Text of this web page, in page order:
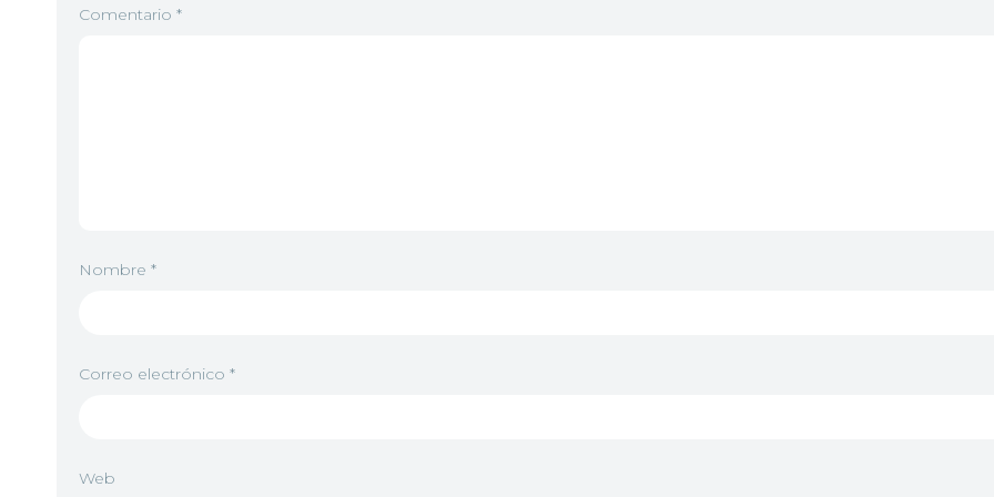
Comentario *
Nombre *
Correo electrónico *
Web